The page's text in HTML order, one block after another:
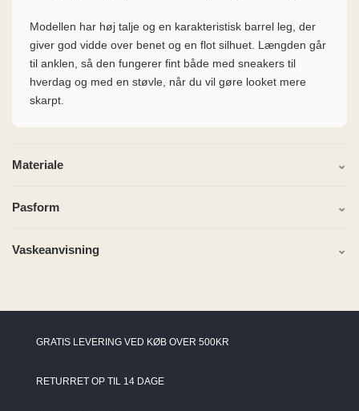
Modellen har høj talje og en karakteristisk barrel leg, der
giver god vidde over benet og en flot silhuet. Længden går
til anklen, så den fungerer fint både med sneakers til
hverdag og med en støvle, når du vil gøre looket mere
skarpt.
Materiale
Pasform
Vaskeanvisning
GRATIS LEVERING VED KØB OVER 500KR
RETURRET OP TIL 14 DAGE